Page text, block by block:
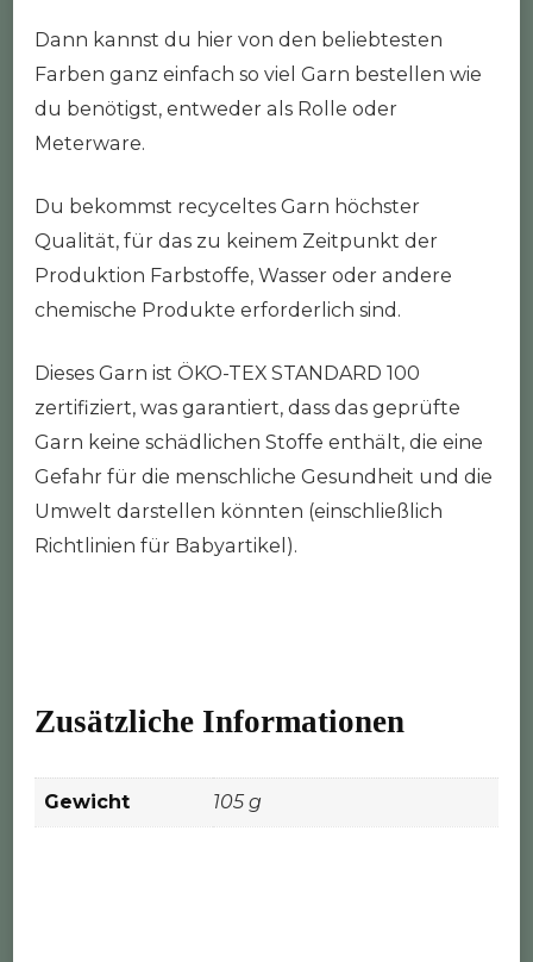
Dann kannst du hier von den beliebtesten
Farben ganz einfach so viel Garn bestellen wie
du benötigst, entweder als Rolle oder
Meterware.
Du bekommst recyceltes Garn höchster
Qualität, für das zu keinem Zeitpunkt der
Produktion Farbstoffe, Wasser oder andere
chemische Produkte erforderlich sind.
Dieses Garn ist ÖKO-TEX STANDARD 100
zertifiziert, was garantiert, dass das geprüfte
Garn keine schädlichen Stoffe enthält, die eine
Gefahr für die menschliche Gesundheit und die
Umwelt darstellen könnten (einschließlich
Richtlinien für Babyartikel).
Zusätzliche Informationen
Gewicht 105 g